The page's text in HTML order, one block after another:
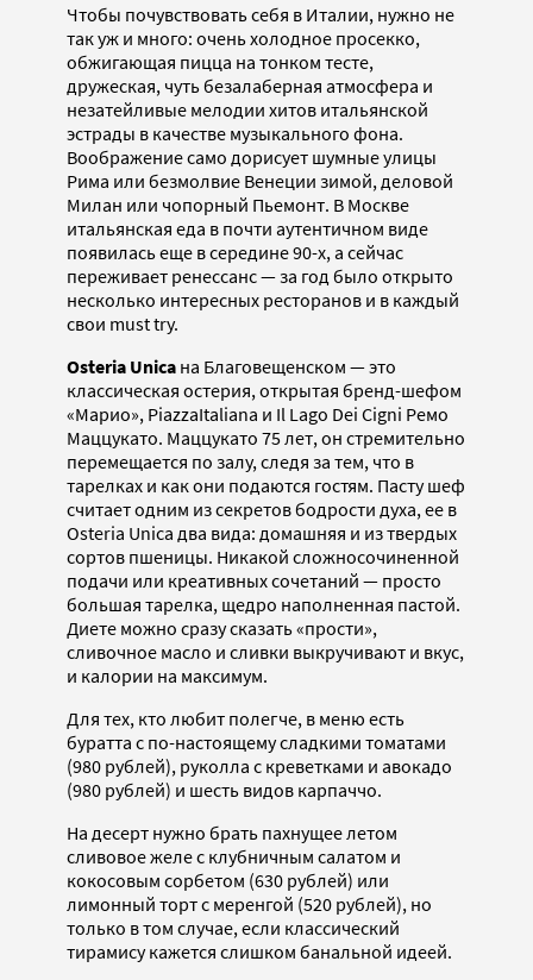
Чтобы почувствовать себя в Италии, нужно не
так уж и много: очень холодное просекко,
обжигающая пицца на тонком тесте,
дружеская, чуть безалаберная атмосфера и
незатейливые мелодии хитов итальянской
эстрады в качестве музыкального фона.
Воображение само дорисует шумные улицы
Рима или безмолвие Венеции зимой, деловой
Милан или чопорный Пьемонт. В Москве
итальянская еда в почти аутентичном виде
появилась еще в середине 90-х, а сейчас
переживает ренессанс — за год было открыто
несколько интересных ресторанов и в каждый
свои must try.
Osteria Unica на Благовещенском — это
классическая остерия, открытая бренд-шефом
«Марио», PiazzaItaliana и Il Lago Dei Cigni Ремо
Маццукато. Маццукато 75 лет, он стремительно
перемещается по залу, следя за тем, что в
тарелках и как они подаются гостям. Пасту шеф
считает одним из секретов бодрости духа, ее в
Osteria Unica два вида: домашняя и из твердых
сортов пшеницы. Никакой сложносочиненной
подачи или креативных сочетаний — просто
большая тарелка, щедро наполненная пастой.
Диете можно сразу сказать «прости»,
сливочное масло и сливки выкручивают и вкус,
и калории на максимум.
Для тех, кто любит полегче, в меню есть
буратта с по-настоящему сладкими томатами
(980 рублей), руколла с креветками и авокадо
(980 рублей) и шесть видов карпаччо.
На десерт нужно брать пахнущее летом
сливовое желе с клубничным салатом и
кокосовым сорбетом (630 рублей) или
лимонный торт с меренгой (520 рублей), но
только в том случае, если классический
тирамису кажется слишком банальной идеей.